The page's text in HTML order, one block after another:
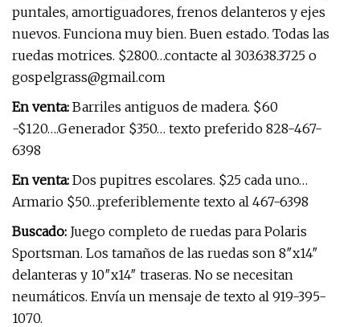
puntales, amortiguadores, frenos delanteros y ejes
nuevos. Funciona muy bien. Buen estado. Todas las
ruedas motrices. $2800…contacte al 303.638.3725 o
gospelgrass@gmail.com
En venta: Barriles antiguos de madera. $60
-$120….Generador $350… texto preferido 828-467-
6398
En venta: Dos pupitres escolares. $25 cada uno…
Armario $50…preferiblemente texto al 467-6398
Buscado: Juego completo de ruedas para Polaris
Sportsman. Los tamaños de las ruedas son 8″x14″
delanteras y 10″x14″ traseras. No se necesitan
neumáticos. Envía un mensaje de texto al 919-395-
1070.